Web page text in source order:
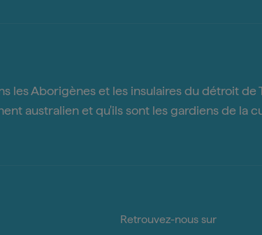
les Aborigènes et les insulaires du détroit
australien et qu'ils sont les gardiens de la
Retrouvez-nous sur